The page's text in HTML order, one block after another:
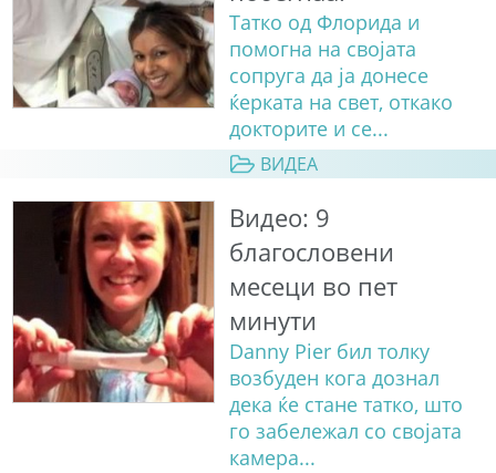
Татко од Флорида и
помогна на својата
сопруга да ја донесе
ќерката на свет, откако
докторите и се...
ВИДЕА
Видео: 9
благословени
месеци во пет
минути
Danny Pier бил толку
возбуден кога дознал
дека ќе стане татко, што
го забележал со својата
камера...